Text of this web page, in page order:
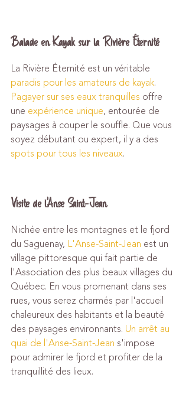
Balade en Kayak sur la Rivière Éternité
La Rivière Éternité est un véritable
paradis pour les amateurs de kayak.
Pagayer sur ses eaux tranquilles offre
une expérience unique, entourée de
paysages à couper le souffle. Que vous
soyez débutant ou expert, il y a des
spots pour tous les niveaux.
Visite de l'Anse Saint-Jean
Nichée entre les montagnes et le fjord
du Saguenay, L'Anse-Saint-Jean est un
village pittoresque qui fait partie de
l'Association des plus beaux villages du
Québec. En vous promenant dans ses
rues, vous serez charmés par l'accueil
chaleureux des habitants et la beauté
des paysages environnants. Un arrêt au
quai de l'Anse-Saint-Jean s'impose
pour admirer le fjord et profiter de la
tranquillité des lieux.